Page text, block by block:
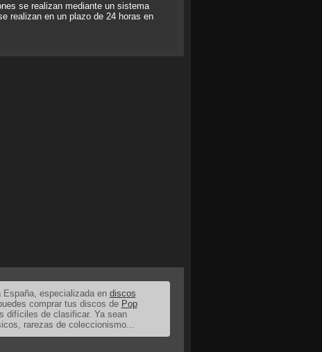
se realizan mediante un sistema
realizan en un plazo de 24 horas en
especializada en discos
comprar tus discos de Pop
difíciles de clasificar. Ya sean
rarezas de coleccionismo...